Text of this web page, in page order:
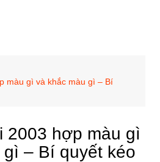
màu gì và khắc màu gì – Bí
2003 hợp màu gì
– Bí quyết kéo